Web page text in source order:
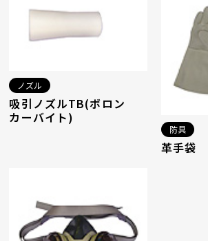
ノズル
吸引ノズルTB(ボロン
カーバイト)
防具
革手袋